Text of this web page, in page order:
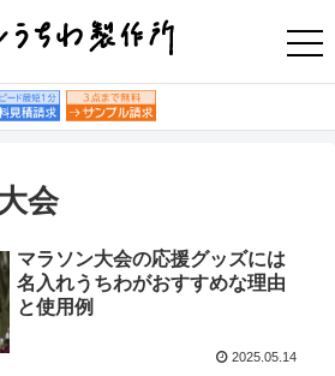
会
マラソン大会の応援グッズには
名入れうちわがおすすめな理由
と使用例
2025.05.14